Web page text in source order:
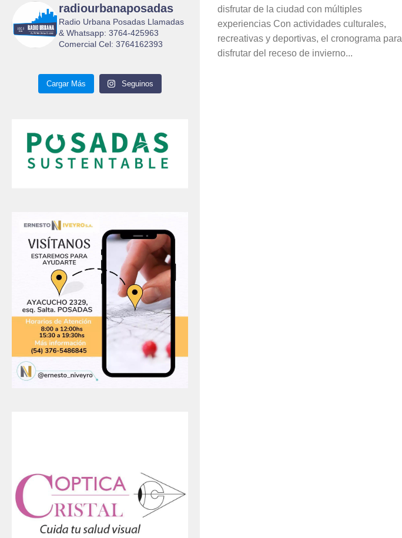
disfrutar de la ciudad con múltiples
experiencias Con actividades culturales,
recreativas y deportivas, el cronograma para
disfrutar del receso de invierno...
radiourbanaposadas
Radio Urbana Posadas Llamadas
& Whatsapp: 3764-425963
Comercial Cel: 3764162393
Cargar Más Seguinos